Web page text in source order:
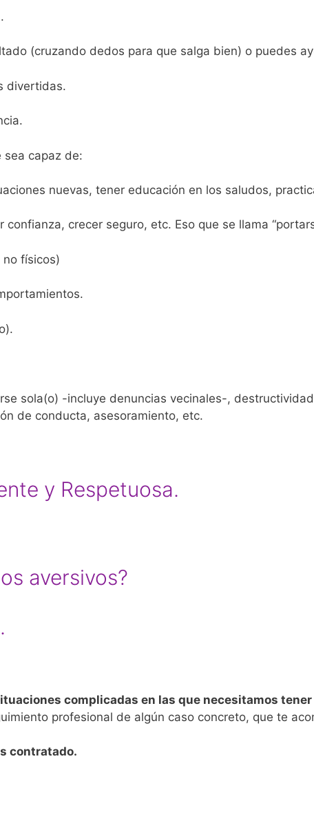
(cruzando dedos para que salga bien) o puedes
divertidas.
sea capaz de:
nuevas, tener educación en los saludos,
crecer seguro, etc. Eso que se llama
físicos)
sola(o) -incluye denuncias vecinales-,
de conducta, asesoramiento, etc.
y Respetuosa.
aversivos?
ituaciones complicadas en las que necesitamos
profesional de algún caso concreto, que te
contratado.